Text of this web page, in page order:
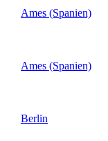
Ames (Spanien)
Ames (Spanien)
Berlin